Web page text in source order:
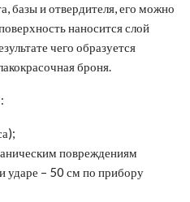
базы и отвердителя, его можно
наносится слой
чего образуется
броня.
повреждениям
ударе – 50 см по прибору